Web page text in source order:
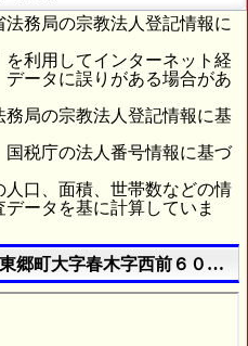
法務局の宗教法人登記情報に
を利用してインターネット経
ータに誤りがある場合があ
務局の宗教法人登記情報に基
国税庁の法人番号情報に基づ
人口、面積、世帯数などの情
ータを基に計算していま
郷町大字春木字西前６０６